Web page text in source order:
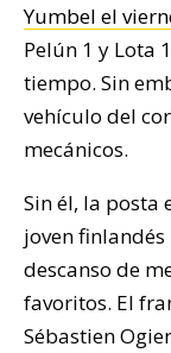
Yumbel el
Pelún 1 y Lota
tiempo. Sin
vehículo del
mecánicos.
Sin él, la posta
joven finlandés
descanso de
favoritos. El
Sébastien